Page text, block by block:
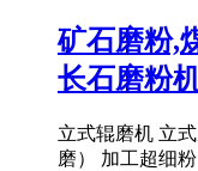
矿石磨粉,
长石磨粉
立式辊磨机 立
磨） 加工超细